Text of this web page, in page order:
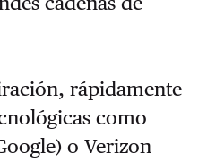
rápidamente
como
o Verizon